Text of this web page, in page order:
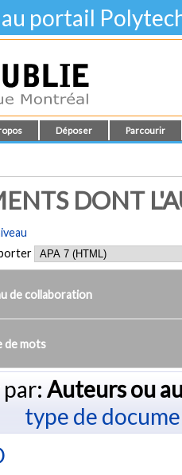
portail
Déposer Parcourir
DONT
de collaboration
de mots
Auteurs ou
type de